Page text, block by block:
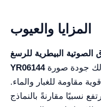
المزايا والعيوب
البيطرية للرسغ
YR06144العديد من الفوائد، بما في ذلك جودة صورة
مقاومة للغبار والماء.
نسبيًا مقارنةً بالنماذج